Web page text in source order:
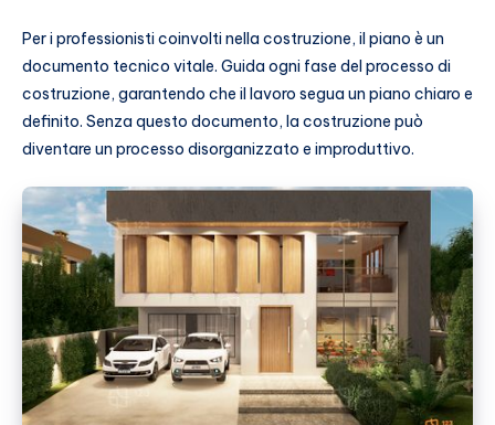
Per i professionisti coinvolti nella costruzione, il piano è un
documento tecnico vitale. Guida ogni fase del processo di
costruzione, garantendo che il lavoro segua un piano chiaro e
definito. Senza questo documento, la costruzione può
diventare un processo disorganizzato e improduttivo.